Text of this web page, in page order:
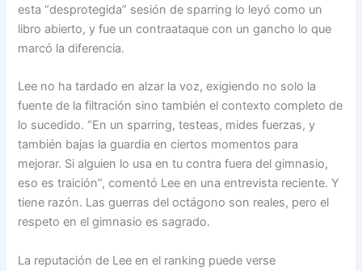
esta “desprotegida” sesión de sparring lo leyó como un
libro abierto, y fue un contraataque con un gancho lo que
marcó la diferencia.
Lee no ha tardado en alzar la voz, exigiendo no solo la
fuente de la filtración sino también el contexto completo de
lo sucedido. “En un sparring, testeas, mides fuerzas, y
también bajas la guardia en ciertos momentos para
mejorar. Si alguien lo usa en tu contra fuera del gimnasio,
eso es traición”, comentó Lee en una entrevista reciente. Y
tiene razón. Las guerras del octágono son reales, pero el
respeto en el gimnasio es sagrado.
La reputación de Lee en el ranking puede verse